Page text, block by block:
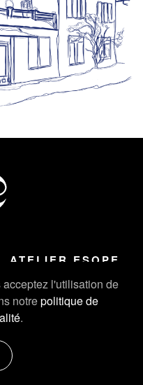
l'utilisation de
notrepolitique de
.
ATELIER ESOPE